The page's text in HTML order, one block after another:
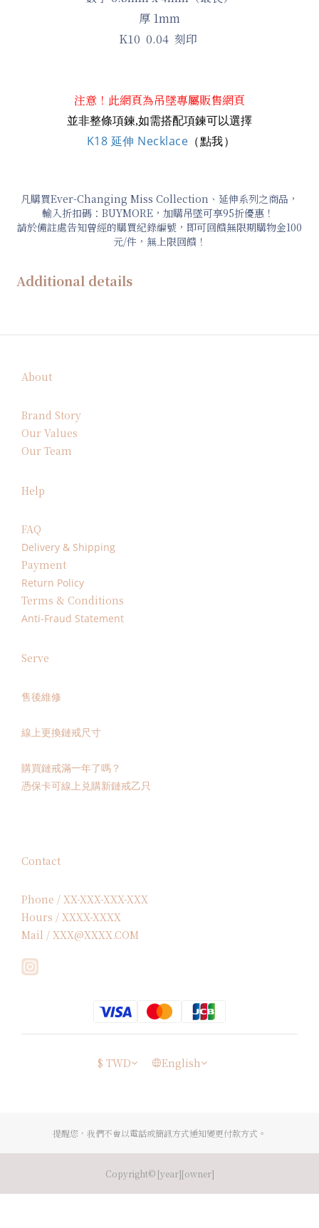
厚 1mm
K10 0.04 刻印
注意！此網頁為吊墜專屬販售網頁
並非整條項鍊,如需搭配項鍊可以選擇
K18 延伸 Necklace （點我）
凡購買Ever-Changing Miss Collection、延伸系列之商品，
輸入折扣碼：BUYMORE，加購吊墜可享95折優惠！
請於備註處告知曾經的購買紀錄編號，即可回饋無限期購物金100
元/件，無上限回饋！
Additional details
About
Brand Story
Our Values
Our Team
Help
FAQ
Delivery & Shipping
Payment
Return Policy
Terms & Conditions
Anti-Fraud Statement
Serve
售後維修
線上更換鏈戒尺寸
購買鏈戒滿一年了嗎？
憑保卡可線上兑購新鏈戒乙只
Contact
Phone / XX-XXX-XXX-XXX
Hours / XXXX-XXXX
Mail / XXX@XXXX.COM
$ TWD English
提醒您，我們不會以電話或簡訊方式通知變更付款方式。
Copyright© [year][owner]